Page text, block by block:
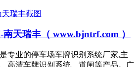
天瑞丰（ www.bjntrf.com ）
专业的停车场车牌识别系统厂家,主
高清车牌识别系统、道闸等产品。广